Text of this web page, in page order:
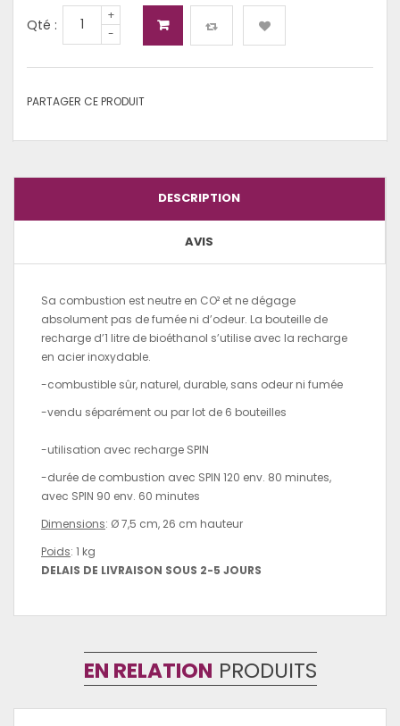
Qté :
+
-
PARTAGER CE PRODUIT
DESCRIPTION
AVIS
Sa combustion est neutre en CO² et ne dégage
absolument pas de fumée ni d’odeur. La bouteille de
recharge d’1 litre de bioéthanol s’utilise avec la recharge
en acier inoxydable.
-combustible sûr, naturel, durable, sans odeur ni fumée
-vendu séparément ou par lot de 6 bouteilles
-utilisation avec recharge SPIN
-durée de combustion avec SPIN 120 env. 80 minutes,
avec SPIN 90 env. 60 minutes
Dimensions: Ø 7,5 cm, 26 cm hauteur
Poids: 1 kg
DELAIS DE LIVRAISON SOUS 2-5 JOURS
EN RELATION PRODUITS